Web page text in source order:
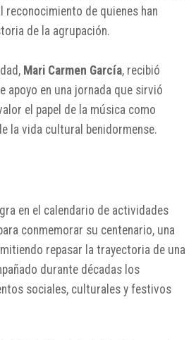
reconocimiento de quienes han
de la agrupación.
Mari Carmen García, recibió
apoyo en una jornada que sirvió
el papel de la música como
la vida cultural benidormense.
en el calendario de actividades
conmemorar su centenario, una
repasar la trayectoria de una
durante décadas los
sociales, culturales y festivos